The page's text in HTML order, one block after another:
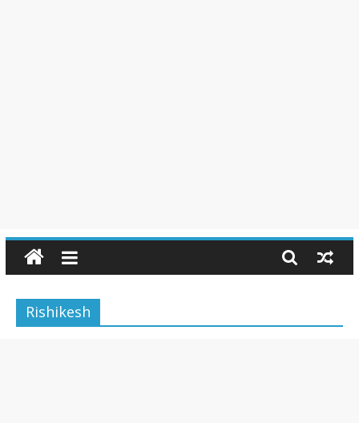
Rishikesh